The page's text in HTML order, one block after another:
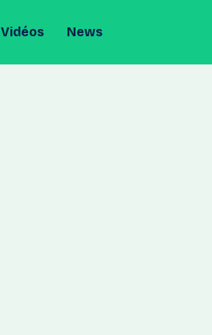
Vidéos News